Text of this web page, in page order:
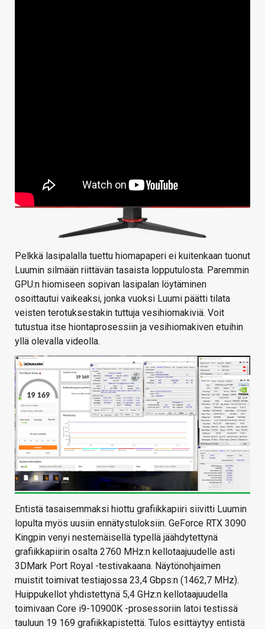
Pelkkä lasipalalla tuettu hiomapaperi ei kuitenkaan tuonut
Luumin silmään riittävän tasaista lopputulosta. Paremmin
GPU:n hiomiseen sopivan lasipalan löytäminen
osoittautui vaikeaksi, jonka vuoksi Luumi päätti tilata
veisten terotuksestakin tuttuja vesihiomakiviä. Voit
tutustua itse hiontaprosessiin ja vesihiomakiven etuihin
yllä olevalla videolla.
Entistä tasaisemmaksi hiottu grafiikkapiiri siivitti Luumin
lopulta myös uusiin ennätystuloksiin. GeForce RTX 3090
Kingpin venyi nestemäisellä typellä jäähdytettynä
grafiikkapiirin osalta 2760 MHz:n kellotaajuudelle asti
3DMark Port Royal -testivakaana. Näytönohjaimen
muistit toimivat testiajossa 23,4 Gbps:n (1462,7 MHz).
Huippukellot yhdistettynä 5,4 GHz:n kellotaajuudella
toimivaan Core i9-10900K -prosessoriin latoi testissä
tauluun 19 169 grafiikkapistettä. Tulos esittäytyy entistä